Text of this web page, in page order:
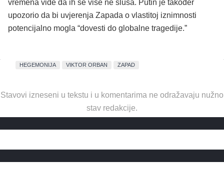
vremena vide da ih se više ne sluša. Putin je također
upozorio da bi uvjerenja Zapada o vlastitoj iznimnosti
potencijalno mogla “dovesti do globalne tragedije.”
HEGEMONIJA VIKTOR ORBAN ZAPAD
Stavovi izneseni u tekstu i u komentarima ne odražavaju nužno
stav redakcije.